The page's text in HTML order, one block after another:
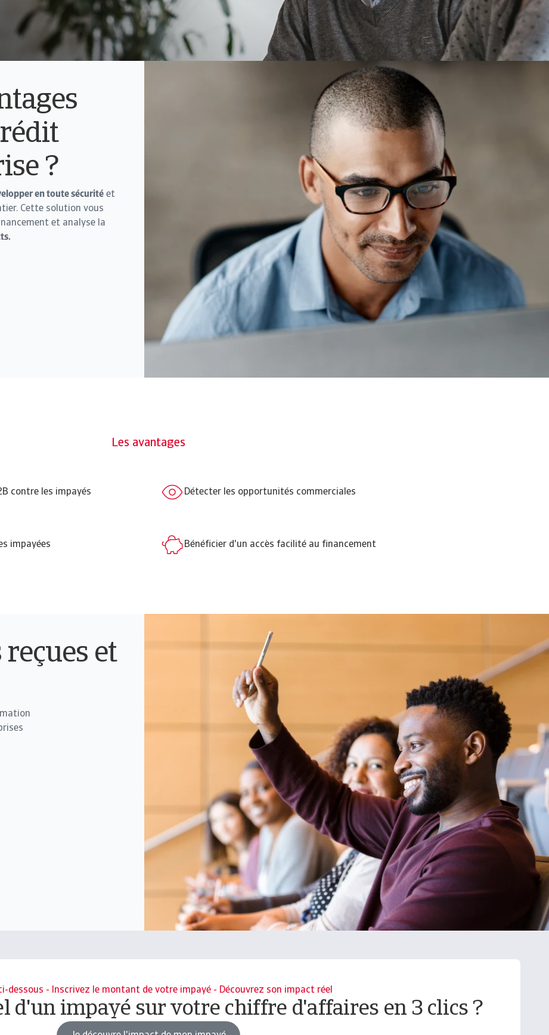
?
en toute sécurité et
Cette solution vous
et analyse la
Les avantages
contre les impayés Détecter les opportunités commerciales
impayées Bénéficier d'un accès facilité au financement
et
dessous - Inscrivez le montant de votre impayé - Découvrez son impact réel
d'un impayé sur votre chiffre d'affaires en 3 clics ?